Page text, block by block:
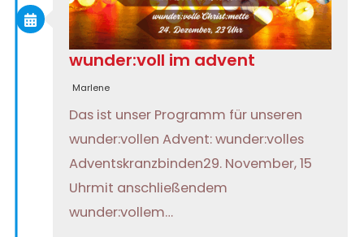
wunder:voll im advent
Marlene
Das ist unser Programm für unseren
wunder:vollen Advent: wunder:volles
Adventskranzbinden29. November, 15
Uhrmit anschließendem
wunder:vollem…